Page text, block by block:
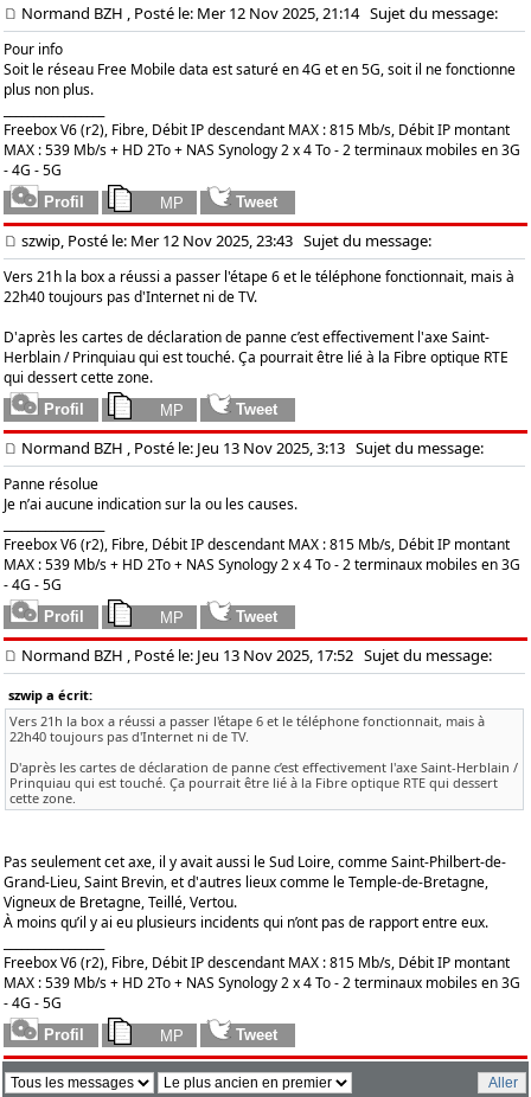
Normand BZH , Posté le: Mer 12 Nov 2025, 21:14Sujet du message:
Pour info
Soit le réseau Free Mobile data est saturé en 4G et en 5G, soit il ne fonctionne
plus non plus.
Freebox V6 (r2), Fibre, Débit IP descendant MAX : 815 Mb/s, Débit IP montant
MAX : 539 Mb/s + HD 2To + NAS Synology 2 x 4 To - 2 terminaux mobiles en 3G
- 4G - 5G
szwip, Posté le: Mer 12 Nov 2025, 23:43 Sujet du message:
Vers 21h la box a réussi a passer l'étape 6 et le téléphone fonctionnait, mais à
22h40 toujours pas d'Internet ni de TV.
D'après les cartes de déclaration de panne c’est effectivement l'axe Saint-
Herblain / Prinquiau qui est touché. Ça pourrait être lié à la Fibre optique RTE
qui dessert cette zone.
Normand BZH , Posté le: Jeu 13 Nov 2025, 3:13 Sujet du message:
Panne résolue
Je n’ai aucune indication sur la ou les causes.
Freebox V6 (r2), Fibre, Débit IP descendant MAX : 815 Mb/s, Débit IP montant
MAX : 539 Mb/s + HD 2To + NAS Synology 2 x 4 To - 2 terminaux mobiles en 3G
- 4G - 5G
Normand BZH , Posté le: Jeu 13 Nov 2025, 17:52 Sujet du message:
szwip a écrit:
Vers 21h la box a réussi a passer l'étape 6 et le téléphone fonctionnait, mais à
22h40 toujours pas d'Internet ni de TV.
D'après les cartes de déclaration de panne c’est effectivement l'axe Saint-Herblain /
Prinquiau qui est touché. Ça pourrait être lié à la Fibre optique RTE qui dessert
cette zone.
Pas seulement cet axe, il y avait aussi le Sud Loire, comme Saint-Philbert-de-
Grand-Lieu, Saint Brevin, et d'autres lieux comme le Temple-de-Bretagne,
Vigneux de Bretagne, Teillé, Vertou.
À moins qu’il y ai eu plusieurs incidents qui n’ont pas de rapport entre eux.
Freebox V6 (r2), Fibre, Débit IP descendant MAX : 815 Mb/s, Débit IP montant
MAX : 539 Mb/s + HD 2To + NAS Synology 2 x 4 To - 2 terminaux mobiles en 3G
- 4G - 5G